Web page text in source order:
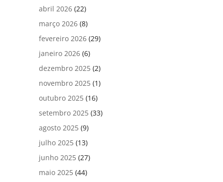
abril 2026 (22)
março 2026 (8)
fevereiro 2026 (29)
janeiro 2026 (6)
dezembro 2025 (2)
novembro 2025 (1)
outubro 2025 (16)
setembro 2025 (33)
agosto 2025 (9)
julho 2025 (13)
junho 2025 (27)
maio 2025 (44)